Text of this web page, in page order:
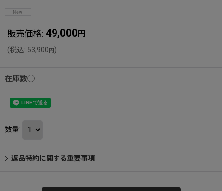
販売価格: 49,000 円
(税込: 53,900円)
在庫数◯
数量:
返品特約に関する重要事項